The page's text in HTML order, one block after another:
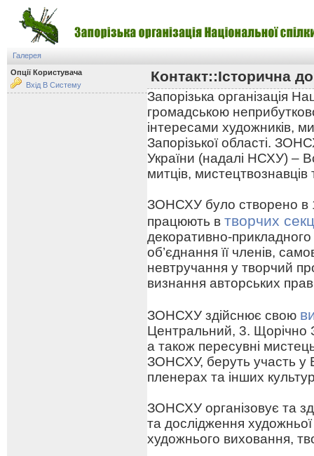
Галерея
Опції Користувача
Вхід В Систему
Контакт::Історична
Запорізька організація
громадською
інтересами художників,
Запорізької області.
України (надалі НСХУ) –
митців,
ЗОНСХУ було створено в
працюють в творчих
декоративно-
об’єднання її членів,
невтручання у творчий
визнання авторських
ЗОНСХУ здійснює свою
Центральний, 3. Щорічно
а також пересувні
ЗОНСХУ, беруть участь у
пленерах та інших
ЗОНСХУ організовує та
та дослідження
художнього виховання,